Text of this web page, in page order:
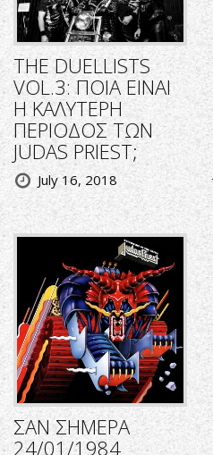
THE DUELLISTS
VOL.3: ΠΟΙΑ ΕΙΝΑΙ
Η ΚΑΛΥΤΕΡΗ
ΠΕΡΙΟΔΟΣ ΤΩΝ
JUDAS PRIEST;
July 16, 2018
ΣΑΝ ΣΗΜΕΡΑ
24/01/1984